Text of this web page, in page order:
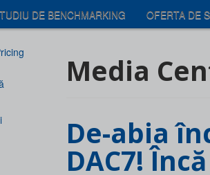
DE BENCHMARKING
OFERTA DE
Media
De-abia începe DAC6, se pregătește
DAC7!